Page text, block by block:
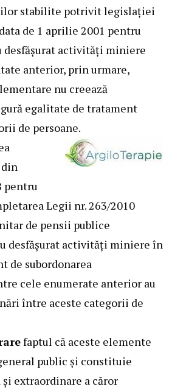
stabilite potrivit legislaţiei
de 1 aprilie 2001 pentru
desfăşurat activităţi miniere
anterior, prin urmare,
nu creează
egalitate de tratament
de persoane.
pentru
Legii nr. 263/2010
de pensii publice
desfăşurat activităţi miniere în
de subordonarea
cele enumerate anterior au
între aceste categorii de
faptul că aceste elemente
public şi constituie
extraordinare a căror